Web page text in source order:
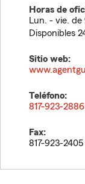
Horas de
Lun. - vie. de
Disponibles
Sitio web:
Teléfono:
817-923-2886
Fax:
817-923-2405